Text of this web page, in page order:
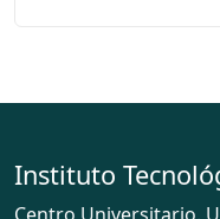
Instituto